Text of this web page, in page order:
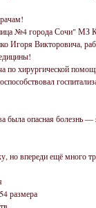
№4 города Сочи" МЗ
Игоря Викторовича,
по хирургической
была опасная болезнь
но впереди ещё много
размера